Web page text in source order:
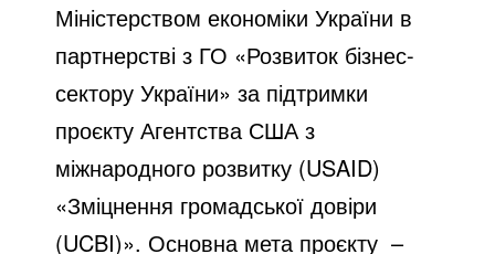
Міністерством економіки України в
партнерстві з ГО «Розвиток бізнес-
сектору України» за підтримки
проєкту Агентства США з
міжнародного розвитку (USAID)
«Зміцнення громадської довіри
(UCBI)». Основна мета проєкту –